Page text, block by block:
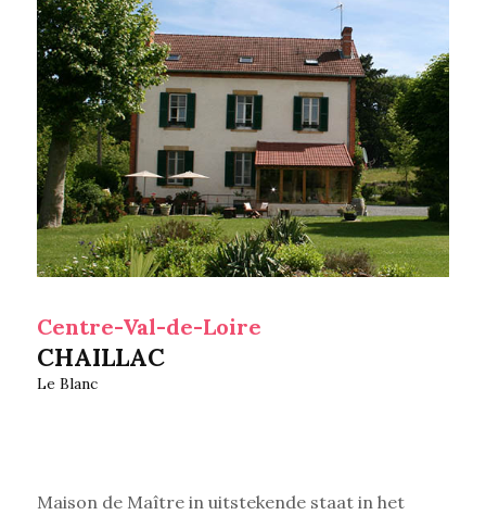
Centre-Val-de-Loire
CHAILLAC
Le Blanc
Maison de Maître in uitstekende staat in het